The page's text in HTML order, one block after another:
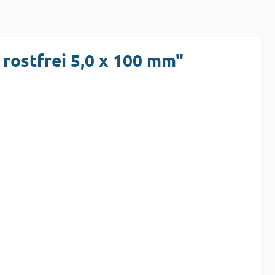
5,0 x 100 mm"